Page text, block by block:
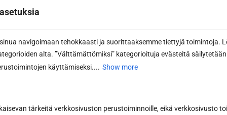
navigoimaan tehokkaasti ja suorittaaksemme tiettyjä toimintoja.
alta. ”Välttämättömiksi” kategorioituja evästeitä säilytetään
käyttämiseksi.... Show more
tärkeitä verkkosivuston perustoiminnoille, eikä verkkosivusto
Phone
Email *